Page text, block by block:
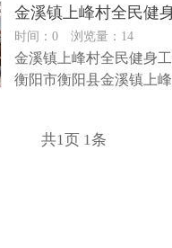
金溪镇上峰村全民健
时间：0 浏览量：14
金溪镇上峰村全民健身
衡阳市衡阳县金溪镇上
共1页 1条